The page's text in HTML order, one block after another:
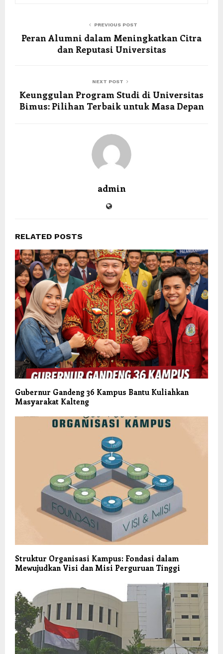
PREVIOUS POST
Peran Alumni dalam Meningkatkan Citra
dan Reputasi Universitas
NEXT POST
Keunggulan Program Studi di Universitas
Bimus: Pilihan Terbaik untuk Masa Depan
admin
RELATED POSTS
Gubernur Gandeng 36 Kampus Bantu Kuliahkan
Masyarakat Kalteng
Struktur Organisasi Kampus: Fondasi dalam
Mewujudkan Visi dan Misi Perguruan Tinggi